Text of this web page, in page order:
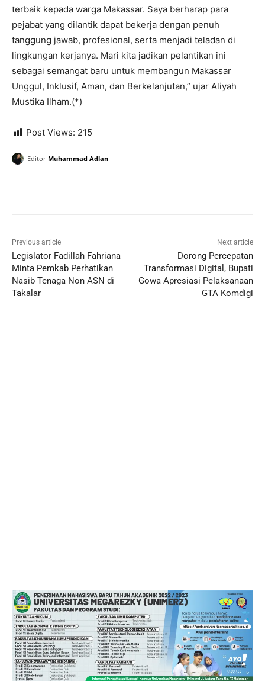
terbaik kepada warga Makassar. Saya berharap para
pejabat yang dilantik dapat bekerja dengan penuh
tanggung jawab, profesional, serta menjadi teladan di
lingkungan kerjanya. Mari kita jadikan pelantikan ini
sebagai semangat baru untuk membangun Makassar
Unggul, Inklusif, Aman, dan Berkelanjutan,” ujar Aliyah
Mustika Ilham.(*)
Post Views: 215
Editor Muhammad Adlan
Previous article
Legislator Fadillah Fahriana
Minta Pemkab Perhatikan
Nasib Tenaga Non ASN di
Takalar
Next article
Dorong Percepatan
Transformasi Digital, Bupati
Gowa Apresiasi Pelaksanaan
GTA Komdigi